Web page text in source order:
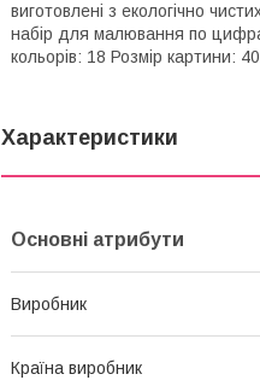
виготовлені з екологічно
набір для малювання по
кольорів: 18 Розмір картини:
Характеристики
Основні атрибути
Виробник
Країна виробник